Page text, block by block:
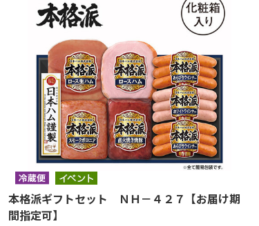
本格派ギフトセット ＮＨ－４２７【お届け期
間指定可】